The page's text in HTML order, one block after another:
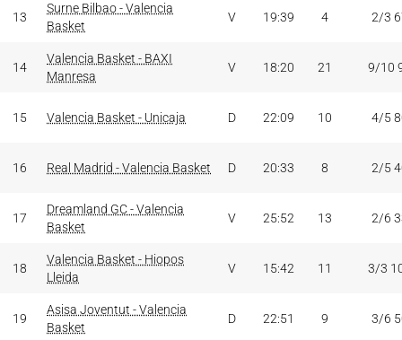
13
Surne Bilbao - Valencia
Basket
V 19:39 4 2/3
14
Valencia Basket - BAXI
Manresa
V 18:20 21 9/10
15 Valencia Basket - Unicaja D 22:09 10 4/5
16 Real Madrid - Valencia Basket D 20:33 8 2/5
17
Dreamland GC - Valencia
Basket
V 25:52 13 2/6
18
Valencia Basket - Hiopos
Lleida
V 15:42 11 3/3
19
Asisa Joventut - Valencia
Basket
D 22:51 9 3/6